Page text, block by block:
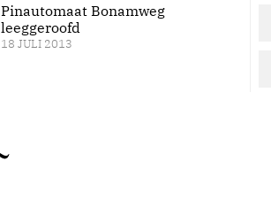
Pinautomaat Bonamweg
leeggeroofd
18 JULI 2013